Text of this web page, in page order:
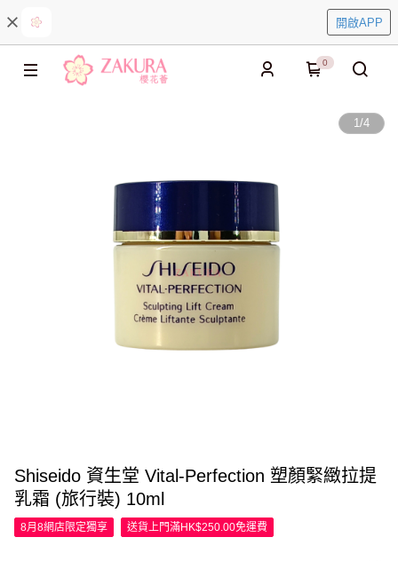
開啟APP
0
1/4
Shiseido 資生堂 Vital-Perfection 塑顏緊緻拉提
乳霜 (旅行裝) 10ml
8月8網店限定獨享 送貨上門滿HK$250.00免運費